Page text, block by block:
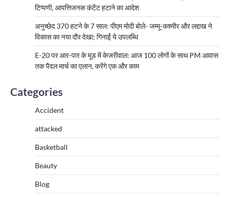
टिप्पणी, आपत्तिजनक कंटेंट हटाने का आदेश
अनुच्छेद 370 हटने के 7 साल: पीएम मोदी बोले- जम्मू-कश्मीर और लद्दाख ने
विकास का नया दौर देखा; गिनाईं ये उपलब्धि
E-20 पर आर-पार के मूड में केजरीवाल: आज 100 लोगों के साथ PM आवास
तक पैदल मार्च का एलान, करेंगे एक और काम
Categories
Accident
attacked
Basketball
Beauty
Blog